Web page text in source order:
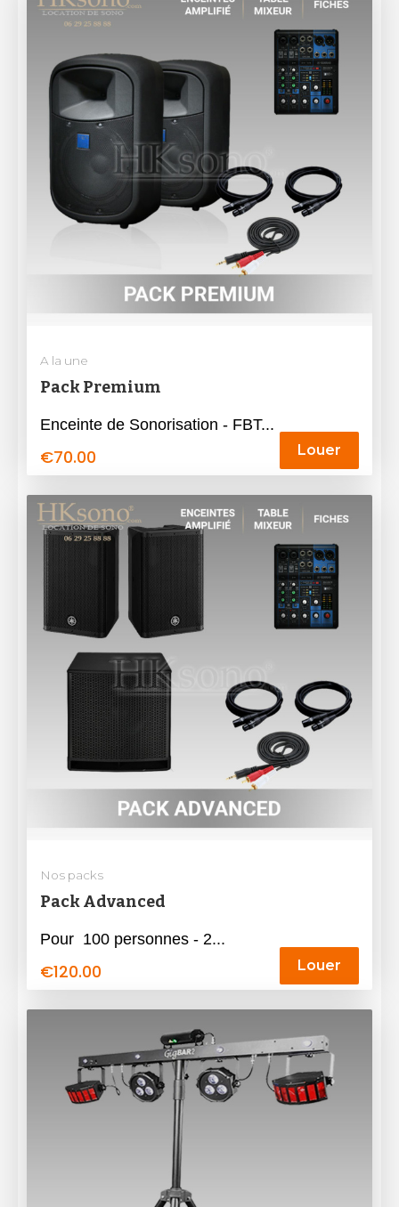
A la une
Pack Premium
Enceinte de Sonorisation - FBT...
€70.00 Louer
Nos packs
Pack Advanced
Pour 100 personnes - 2...
€120.00 Louer